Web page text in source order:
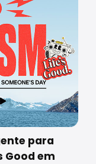
para
Good em